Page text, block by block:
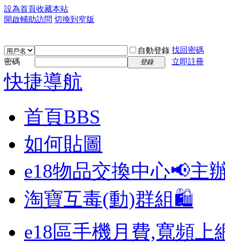
設為首頁收藏本站
開啟輔助訪問 切換到窄版
自動登錄 找回密碼
密碼
登錄 立即註冊
快捷導航
首頁BBS
如何貼圖
e18物品交換中心📢主
淘寶互毒(動)群組🛍️
e18區手機月費,寬頻上